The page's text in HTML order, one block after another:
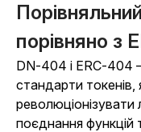
порівняно з
DN-404 і ERC-404
стандарти токенів,
поєднання функцій